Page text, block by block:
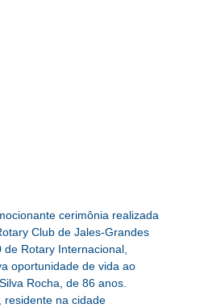
cerimônia realizada
Club de Jales-Grandes
Rotary Internacional,
oportunidade de vida ao
Rocha, de 86 anos.
residente na cidade